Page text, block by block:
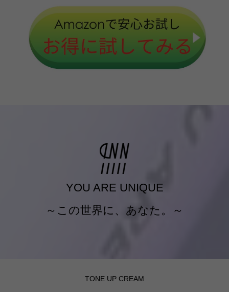
YOU ARE UNIQUE
～この世界に、あなた。～
TONE UP CREAM